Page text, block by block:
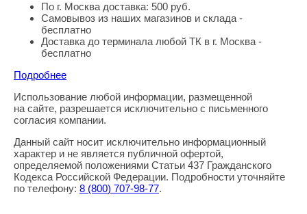
По г. Москва доставка: 500 руб.
Самовывоз из наших магазинов и склада -
бесплатно
Доставка до терминала любой ТК в г. Москва -
бесплатно
Подробнее
Правовая информация
Использование любой информации, размещенной
на сайте, разрешается исключительно с письменного
согласия компании.
Данный сайт носит исключительно информационный
характер и не является публичной офертой,
определяемой положениями Статьи 437 Гражданского
Кодекса Российской Федерации. Подробности уточняйте
по телефону: 8 (800) 707-98-77.